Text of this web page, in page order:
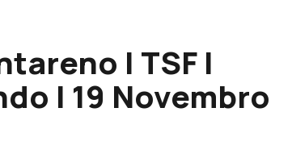
| TSF |
| 19 Novembro